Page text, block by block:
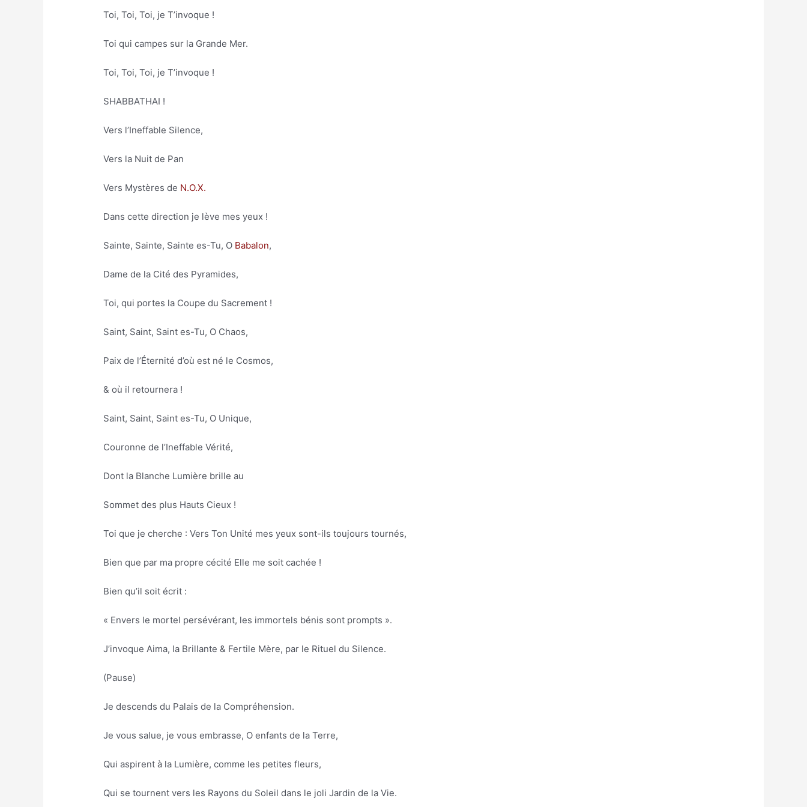
Toi, Toi, Toi, je T’invoque !
Toi qui campes sur la Grande Mer.
Toi, Toi, Toi, je T’invoque !
SHABBATHAI !
Vers l’Ineffable Silence,
Vers la Nuit de Pan
Vers Mystères de N.O.X.
Dans cette direction je lève mes yeux !
Sainte, Sainte, Sainte es-Tu, O Babalon,
Dame de la Cité des Pyramides,
Toi, qui portes la Coupe du Sacrement !
Saint, Saint, Saint es-Tu, O Chaos,
Paix de l’Éternité d’où est né le Cosmos,
& où il retournera !
Saint, Saint, Saint es-Tu, O Unique,
Couronne de l’Ineffable Vérité,
Dont la Blanche Lumière brille au
Sommet des plus Hauts Cieux !
Toi que je cherche : Vers Ton Unité mes yeux sont-ils toujours tournés,
Bien que par ma propre cécité Elle me soit cachée !
Bien qu’il soit écrit :
« Envers le mortel persévérant, les immortels bénis sont prompts ».
J’invoque Aima, la Brillante & Fertile Mère, par le Rituel du Silence.
(Pause)
Je descends du Palais de la Compréhension.
Je vous salue, je vous embrasse, O enfants de la Terre,
Qui aspirent à la Lumière, comme les petites fleurs,
Qui se tournent vers les Rayons du Soleil dans le joli Jardin de la Vie.